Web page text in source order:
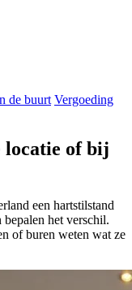
de buurt Vergoeding
of bij
een hartstilstand
bepalen het verschil.
of buren weten wat ze